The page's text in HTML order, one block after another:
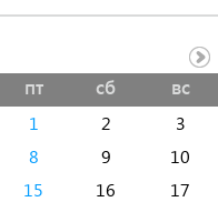
пт сб вс
1 2
3
8 9
10
15 16
17